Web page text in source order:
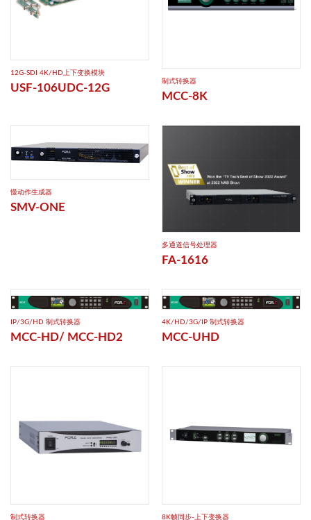
12G-SDI 4K/HD上下变换模块
USF-106UDC-12G
制式转换器
MCC-8K
慢动作生成器
SMV-ONE
多通道信号处理器
FA-1616
IP/3G/HD 制式转换器
MCC-HD/ MCC-HD2
4K/HD/3G/IP 制式转换器
MCC-UHD
制式转换器 8K帧同步-上下变换器